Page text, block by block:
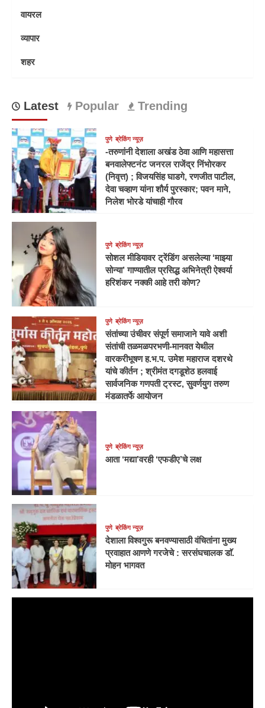
वायरल
व्यापार
शहर
Latest Popular Trending
पुणे ब्रेकिंग न्यूज़
-तरुणांनी देशाला अखंड ठेवा आणि महासत्ता
बनवालेफ्टनंट जनरल राजेंद्र निंभोरकर
(निवृत्त) ; विजयसिंह घाडगे, रणजीत पाटील,
देवा चव्हाण यांना शौर्य पुरस्कार; पवन माने,
निलेश भोरडे यांचाही गौरव
पुणे ब्रेकिंग न्यूज़
सोशल मीडियावर ट्रेंडिंग असलेल्या ‘माझ्या
सोन्या’ गाण्यातील प्रसिद्ध अभिनेत्री ऐश्वर्या
हरिशंकर नक्की आहे तरी कोण?
पुणे ब्रेकिंग न्यूज़
संतांच्या उंचीवर संपूर्ण समाजाने यावे अशी
संतांची तळमळपरभणी-मानवत येथील
वारकरीभूषण ह.भ.प. उमेश महाराज दशरथे
यांचे कीर्तन ; श्रीमंत दगडूशेठ हलवाई
सार्वजनिक गणपती ट्रस्ट, सुवर्णयुग तरुण
मंडळातर्फे आयोजन
पुणे ब्रेकिंग न्यूज़
आता ‘मद्या’वरही ‘एफडीए’चे लक्ष
पुणे ब्रेकिंग न्यूज़
देशाला विश्वगुरू बनवण्यासाठी वंचितांना मुख्य
प्रवाहात आणणे गरजेचे : सरसंघचालक डाॅ.
मोहन भागवत